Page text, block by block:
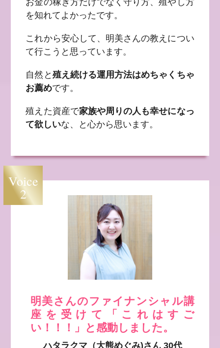
お金の稼ぎ方だけでなく守り方、殖やし方
を知れてよかったです。
これから安心して、明美さんの教えについ
て行こうと思っています。
自然と 殖え続ける運用方法はめちゃくちゃ
お薦めです。
殖えた資産で家族や周りの人も幸せになっ
て欲しいな、と心から思います。
Voice
2
明美さんのファイナンシャル講
座を受けて「これはすご
い！！！」と感動しました。
ハタラクマ（大熊めぐみ)さん 30代